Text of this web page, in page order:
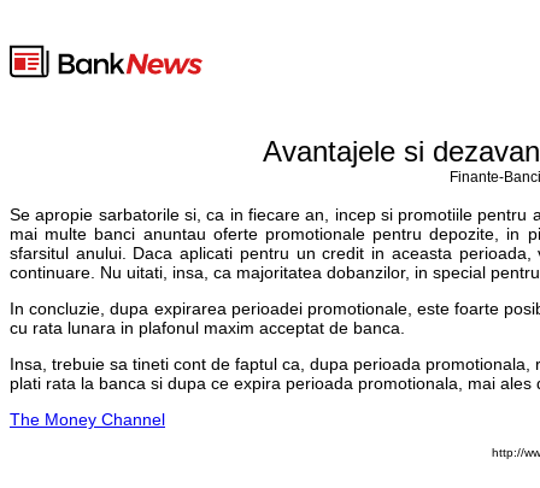
Avantajele si
Finante-
Se apropie sarbatorile si, ca in fiecare an, incep si promotiile
mai multe banci anuntau oferte promotionale pentru depozite,
sfarsitul anului. Daca aplicati pentru un credit in aceasta
continuare. Nu uitati, insa, ca majoritatea dobanzilor, in special
In concluzie, dupa expirarea perioadei promotionale, este foarte
cu rata lunara in plafonul maxim acceptat de banca.
Insa, trebuie sa tineti cont de faptul ca, dupa perioada
plati rata la banca si dupa ce expira perioada promotionala, mai
The Money Channel
http://